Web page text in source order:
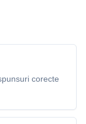
corecte